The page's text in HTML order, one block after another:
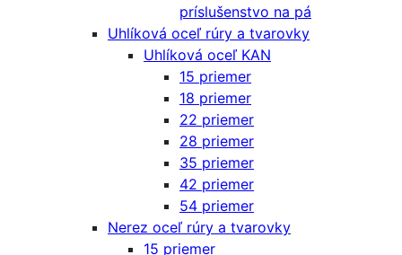
príslušenstvo na pá
Uhlíková oceľ rúry a tvarovky
Uhlíková oceľ KAN
15 priemer
18 priemer
22 priemer
28 priemer
35 priemer
42 priemer
54 priemer
Nerez oceľ rúry a tvarovky
15 priemer